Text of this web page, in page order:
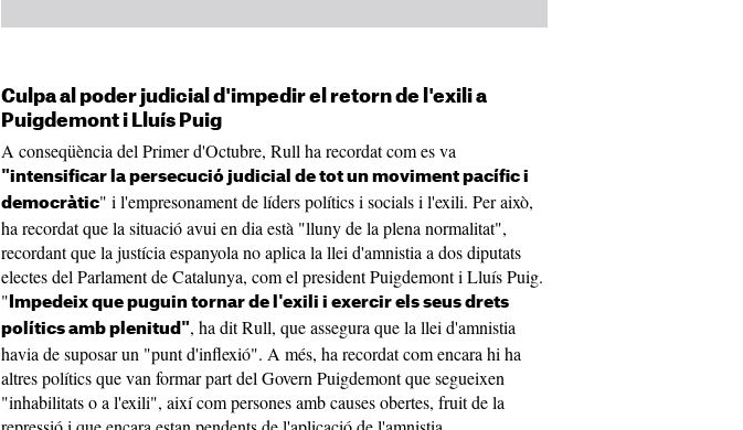
Culpa al poder judicial d'impedir el retorn de l'exili a
Puigdemont i Lluís Puig
A conseqüència del Primer d'Octubre, Rull ha recordat com es va
"intensificar la persecució judicial de tot un moviment pacífic i
democràtic" i l'empresonament de líders polítics i socials i l'exili. Per això,
ha recordat que la situació avui en dia està "lluny de la plena normalitat",
recordant que la justícia espanyola no aplica la llei d'amnistia a dos diputats
electes del Parlament de Catalunya, com el president Puigdemont i Lluís Puig.
" Impedeix que puguin tornar de l'exili i exercir els seus drets
polítics amb plenitud", ha dit Rull, que assegura que la llei d'amnistia
havia de suposar un "punt d'inflexió". A més, ha recordat com encara hi ha
altres polítics que van formar part del Govern Puigdemont que segueixen
"inhabilitats o a l'exili", així com persones amb causes obertes, fruit de la